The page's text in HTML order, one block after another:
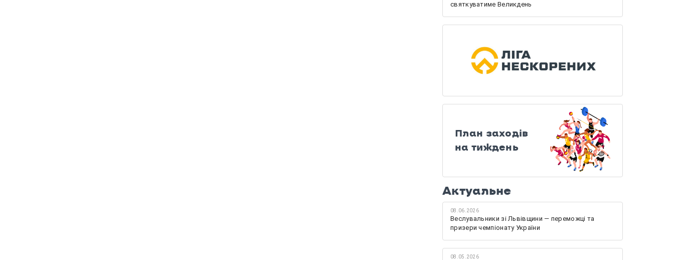
святкуватиме Великдень
План заходів
на тиждень
Актуальне
08.06.2026
Веслувальники зі Львівщини — переможці та
призери чемпіонату України
08.05.2026